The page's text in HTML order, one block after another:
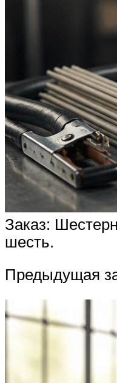
Заказ:
шесть.
Предыдущая